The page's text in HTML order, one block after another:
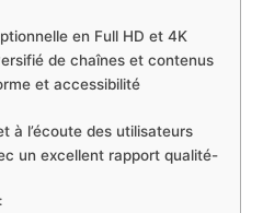
en Full HD et 4K
de chaînes et contenus
et accessibilité
à l’écoute des utilisateurs
un excellent rapport qualité-